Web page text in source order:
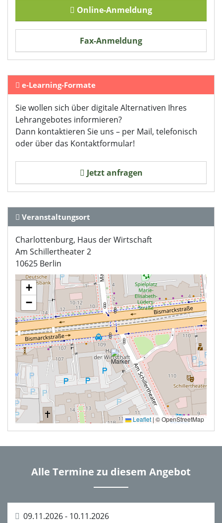
Online-Anmeldung
Fax-Anmeldung
e-Learning-Formate
Sie wollen sich über digitale Alternativen Ihres
Lehrangebotes informieren?
Dann kontaktieren Sie uns – per Mail, telefonisch
oder über das Kontaktformular!
Jetzt anfragen
Veranstaltungsort
Charlottenburg, Haus der Wirtschaft
Am Schillertheater 2
10625 Berlin
+
−
Leaflet |© OpenStreetMap
Alle Termine zu diesem Angebot
09.11.2026 - 10.11.2026